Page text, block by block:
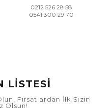
0212 526 28 58
0541 300 29 70
LİSTESİ
Fırsatlardan İlk Sizin
Olsun!